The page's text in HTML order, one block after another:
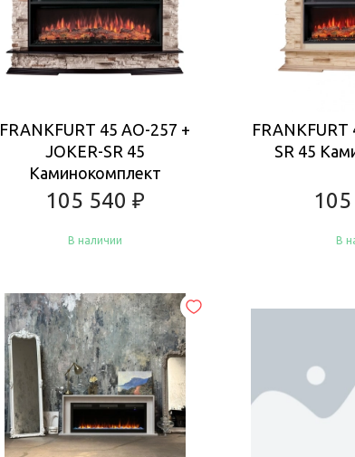
FRANKFURT 45 AO-257 +
JOKER-SR 45
Каминокомплект
105 540 ₽
В наличии
Купить
FRANKFURT
SR 45
В